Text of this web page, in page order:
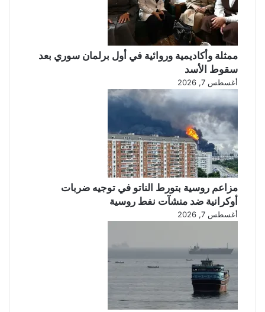
ممثلة وأكاديمية وروائية في أول برلمان سوري بعد
سقوط الأسد
أغسطس 7, 2026
مزاعم روسية بتورط الناتو في توجيه ضربات
أوكرانية ضد منشآت نفط روسية
أغسطس 7, 2026